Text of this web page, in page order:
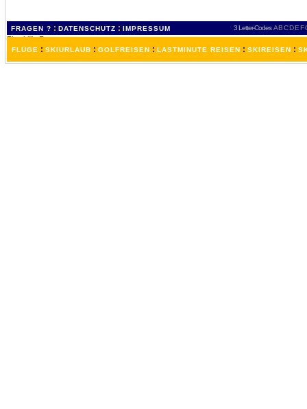
FRAGEN ? : DATENSCHUTZ : IMPRESSUM 3 Letter-Codes ABCDEF
FLÜGE : SKIURLAUB : GOLFREISEN : LASTMINUTE REISEN : SKIREISEN :